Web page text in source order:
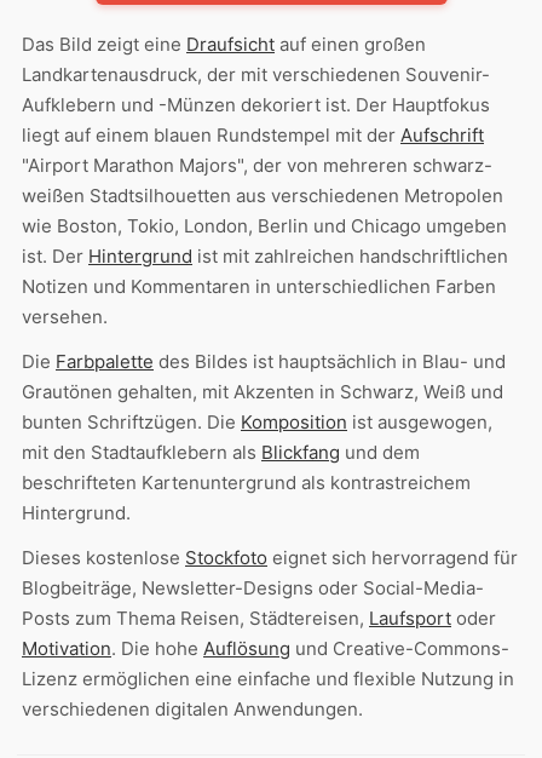
Das Bild zeigt eine Draufsicht auf einen großen
Landkartenausdruck, der mit verschiedenen Souvenir-
Aufklebern und -Münzen dekoriert ist. Der Hauptfokus
liegt auf einem blauen Rundstempel mit der Aufschrift
"Airport Marathon Majors", der von mehreren schwarz-
weißen Stadtsilhouetten aus verschiedenen Metropolen
wie Boston, Tokio, London, Berlin und Chicago umgeben
ist. Der Hintergrund ist mit zahlreichen handschriftlichen
Notizen und Kommentaren in unterschiedlichen Farben
versehen.
Die Farbpalette des Bildes ist hauptsächlich in Blau- und
Grautönen gehalten, mit Akzenten in Schwarz, Weiß und
bunten Schriftzügen. Die Komposition ist ausgewogen,
mit den Stadtaufklebern als Blickfang und dem
beschrifteten Kartenuntergrund als kontrastreichem
Hintergrund.
Dieses kostenlose Stockfoto eignet sich hervorragend für
Blogbeiträge, Newsletter-Designs oder Social-Media-
Posts zum Thema Reisen, Städtereisen, Laufsport oder
Motivation. Die hohe Auflösung und Creative-Commons-
Lizenz ermöglichen eine einfache und flexible Nutzung in
verschiedenen digitalen Anwendungen.